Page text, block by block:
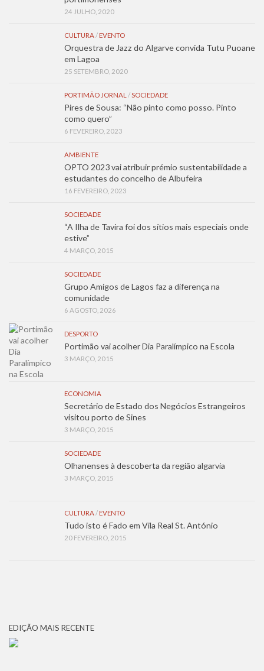
24 JULHO, 2020
CULTURA/ EVENTO
Orquestra de Jazz do Algarve convida Tutu Puoane
em Lagoa
25 SETEMBRO, 2020
PORTIMÃO JORNAL /SOCIEDADE
Pires de Sousa: “Não pinto como posso. Pinto
como quero”
6 FEVEREIRO, 2023
AMBIENTE
OPTO 2023 vai atribuir prémio sustentabilidade a
estudantes do concelho de Albufeira
16 FEVEREIRO, 2023
SOCIEDADE
“A Ilha de Tavira foi dos sítios mais especiais onde
estive”
4 MARÇO, 2015
SOCIEDADE
Grupo Amigos de Lagos faz a diferença na
comunidade
6 AGOSTO, 2026
DESPORTO
Portimão vai acolher Dia Paralímpico na Escola
3 MARÇO, 2015
ECONOMIA
Secretário de Estado dos Negócios Estrangeiros
visitou porto de Sines
3 MARÇO, 2015
SOCIEDADE
Olhanenses à descoberta da região algarvia
3 MARÇO, 2015
CULTURA/ EVENTO
Tudo isto é Fado em Vila Real St. António
20 FEVEREIRO, 2015
EDIÇÃO MAIS RECENTE